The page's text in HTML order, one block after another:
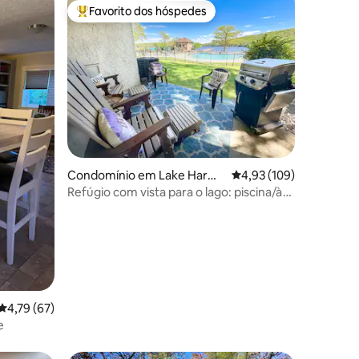
média de 4,79 em 5 estrelas, 67avaliações
4,79 (67)
Favoritos dos hóspedes mais apreciados
Favorito dos hóspedes
Condomínio em Lake Harm
ony
Classificação média
4,93 (109)
Refúgio com vista para o lago: piscina/à